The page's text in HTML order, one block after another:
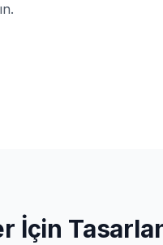
İçin